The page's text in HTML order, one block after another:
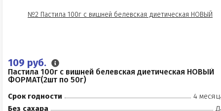
109 руб.
Пастила 100г с вишней белевская диетическая НОВЫЙ
ФОРМАТ(2шт по 50г)
Срок годности
4
Без сахара